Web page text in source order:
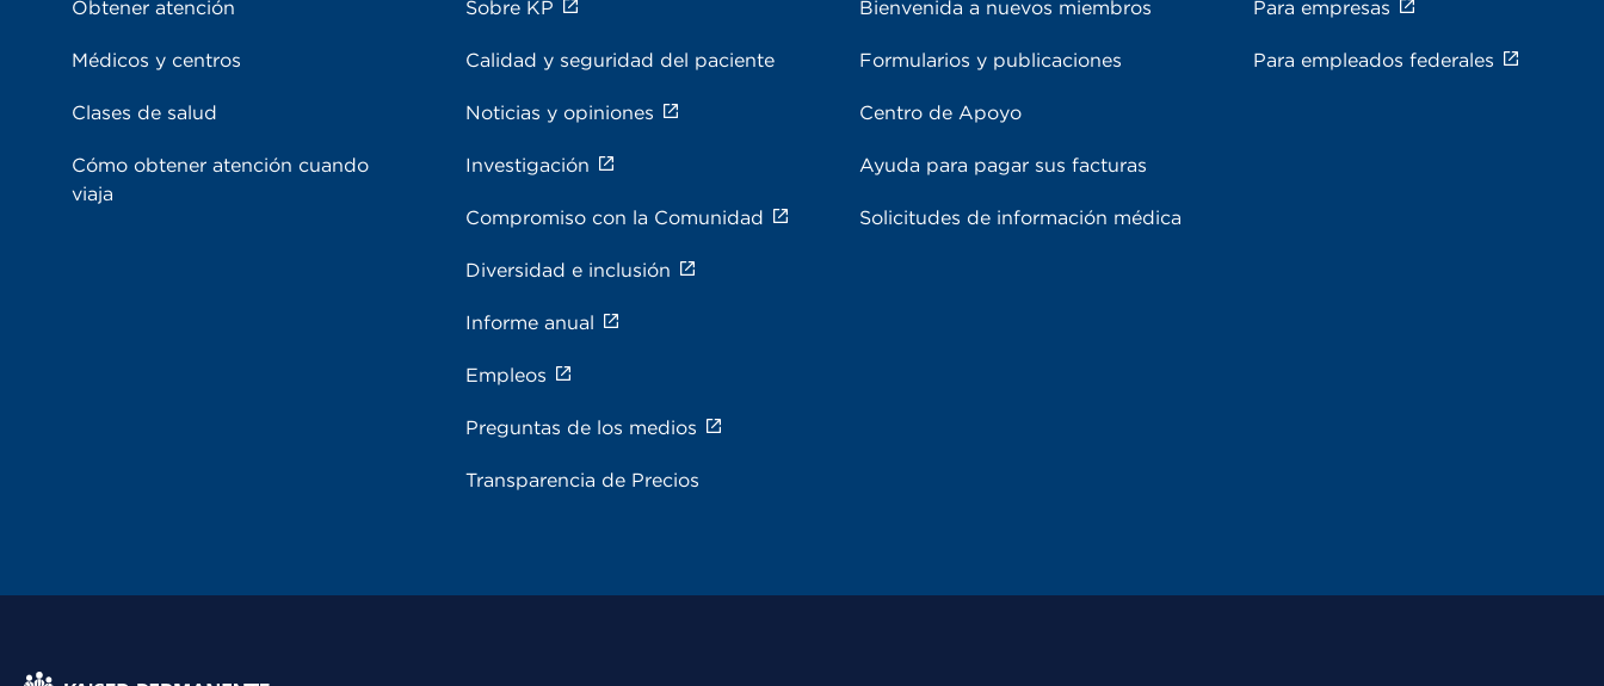
Obtener atención
Médicos y centros
Clases de salud
Cómo obtener atención cuando
viaja
Sobre KP
Calidad y seguridad del paciente
Noticias y opiniones
Investigación
Compromiso con la Comunidad
Diversidad e inclusión
Informe anual
Empleos
Preguntas de los medios
Transparencia de Precios
Bienvenida a nuevos miembros
Formularios y publicaciones
Centro de Apoyo
Ayuda para pagar sus facturas
Solicitudes de información médica
Para empresas
Para empleados federales